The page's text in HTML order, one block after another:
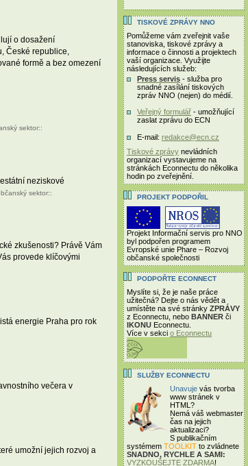
o dosažení
České republice,
formě a bez omezení
sektor::
neziskové
sektor::
zkušenosti? Právě Vám
provede klíčovými
energie Praha pro rok
večera v
umožní jejich rozvoj a
TISKOVÉ ZPRÁVY NNO
Pomůžeme vám zveřejnit vaše
stanoviska, tiskové zprávy a
informace o činnosti a projektech
vaší organizace. Využijte
následujících služeb:
Press servis - služba pro
snadné zasílání tiskových
zpráv NNO (nejen) do médií.
Veřejný formulář - umožňující
zaslat zprávu do ECN
E-mail: redakce@ecn.cz
Tiskové zprávy nevládních
organizací vystavujeme na
stránkách Econnectu do několika
hodin po zveřejnění.
PROJEKT PODPOŘIL
Projekt Informační servis pro NNO
byl podpořen programem
Evropské unie Phare – Rozvoj
občanské společnosti
PODPOŘTE ECONNECT
Myslíte si, že je naše práce
užitečná? Dejte o nás vědět a
umístěte na své stránky ZPRÁVY
z Econnectu, nebo BANNER či
IKONU Econnectu.
Více v sekci o Econnectu
SLUŽBY ECONNECTU
Unavuje vás tvorba
www stránek v
HTML?
Nemá váš webmaster
čas na jejich
aktualizaci?
S publikačním
systémem TOOLKIT to zvládnete
SNADNO, RYCHLE A SAMI:
VYZKOUŠEJTE ZDARMA!